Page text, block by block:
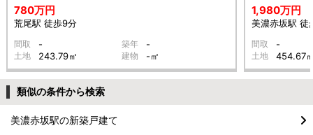
780万円
荒尾駅 徒歩9分
間取 - 築年 -
土地 243.79㎡ 建物 -㎡
1,980万円
美濃赤坂駅 徒
間取 -
土地 454.67
類似の条件から検索
美濃赤坂駅の新築戸建て